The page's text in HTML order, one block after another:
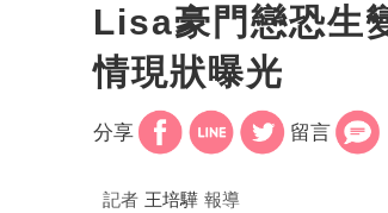
Lisa豪門戀恐生
情現狀曝光
分享 留言
記者 王培驊 報導